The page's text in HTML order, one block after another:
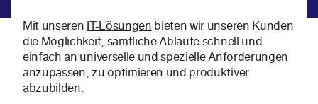
Mit unseren IT-Lösungen bieten wir unseren Kunden
die Möglichkeit, sämtliche Abläufe schnell und
einfach an universelle und spezielle Anforderungen
anzupassen, zu optimieren und produktiver
abzubilden.